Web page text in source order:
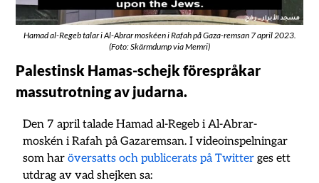
Hamad al-Regeb talar i Al-Abrar moskéen i Rafah på Gaza-remsan 7 april 2023.
(Foto: Skärmdump via Memri)
Palestinsk Hamas-schejk förespråkar
massutrotning av judarna.
Den 7 april talade Hamad al-Regeb i Al-Abrar-
moskén i Rafah på Gazaremsan. I videoinspelningar
som haröversatts och publicerats på Twitter ges ett
utdrag av vad shejken sa: